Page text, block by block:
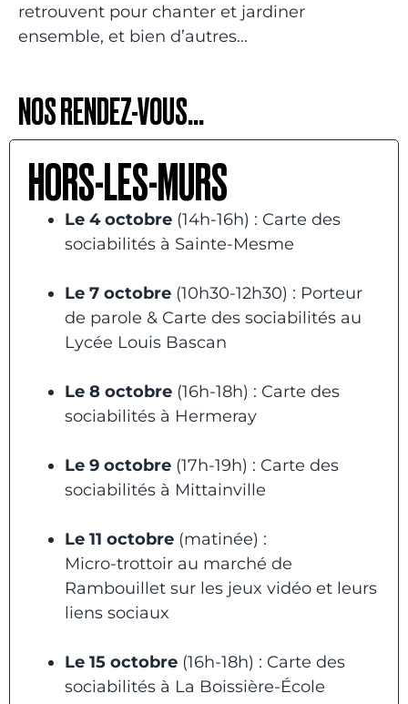
retrouvent pour chanter et jardiner
ensemble, et bien d’autres…
NOS RENDEZ-VOUS...
HORS-LES-MURS
Le 4 octobre (14h-16h) : Carte des
sociabilités à Sainte-Mesme
Le 7 octobre (10h30-12h30) : Porteur
de parole & Carte des sociabilités au
Lycée Louis Bascan
Le 8 octobre (16h-18h) : Carte des
sociabilités à Hermeray
Le 9 octobre (17h-19h) : Carte des
sociabilités à Mittainville
Le 11 octobre (matinée) :
Micro-trottoir au marché de
Rambouillet sur les jeux vidéo et leurs
liens sociaux
Le 15 octobre (16h-18h) : Carte des
sociabilités à La Boissière-École